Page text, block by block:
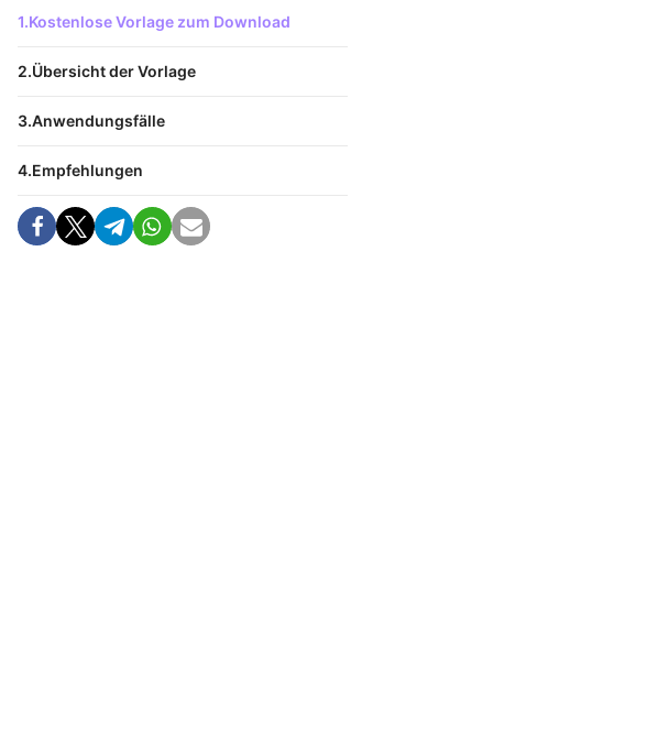
Kostenlose Vorlage zum Download
Übersicht der Vorlage
Anwendungsfälle
Empfehlungen